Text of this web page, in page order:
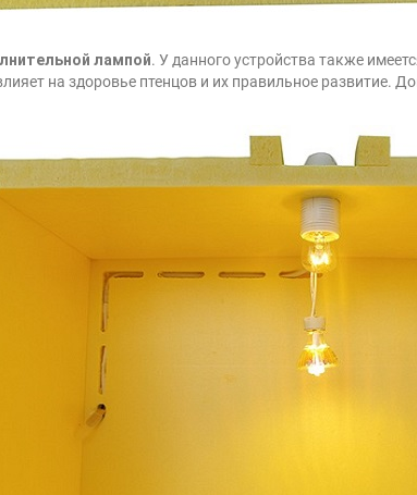
лампой. У данного устройства также
на здоровье птенцов и их правильное развитие.